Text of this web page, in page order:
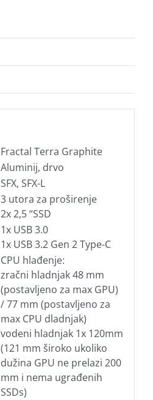
Fractal Terra Graphite
Aluminij, drvo
SFX, SFX-L
3 utora za proširenje
2x 2,5 “SSD
1x USB 3.0
1x USB 3.2 Gen 2 Type-C
CPU hlađenje:
zračni hladnjak 48 mm
(postavljeno za max GPU)
/ 77 mm (postavljeno za
max CPU dladnjak)
vodeni hladnjak 1x 120mm
(121 mm široko ukoliko
dužina GPU ne prelazi 200
mm i nema ugrađenih
SSDs)